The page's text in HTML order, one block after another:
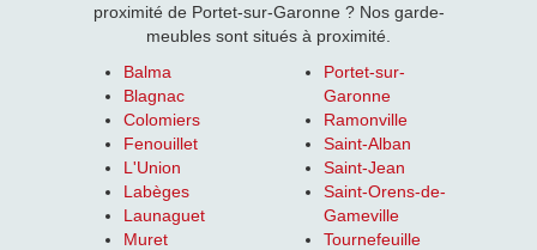
proximité de Portet-sur-Garonne ? Nos garde-
meubles sont situés à proximité.
Balma
Blagnac
Colomiers
Fenouillet
L'Union
Labèges
Launaguet
Muret
Portet-sur-
Garonne
Ramonville
Saint-Alban
Saint-Jean
Saint-Orens-de-
Gameville
Tournefeuille